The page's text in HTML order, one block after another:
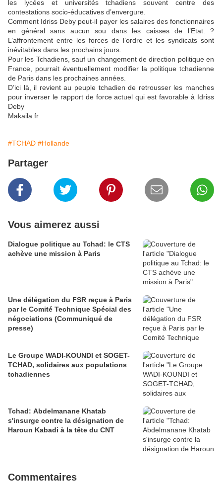
les lycées et universités tchadiens souvent centre des
contestations socio-éducatives d’envergure.
Comment Idriss Deby peut-il payer les salaires des fonctionnaires
en général sans aucun sou dans les caisses de l’Etat. ?
L’affrontement entre les forces de l’ordre et les syndicats sont
inévitables dans les prochains jours.
Pour les Tchadiens, sauf un changement de direction politique en
France, pourrait éventuellement modifier la politique tchadienne
de Paris dans les prochaines années.
D’ici là, il revient au peuple tchadien de retrousser les manches
pour inverser le rapport de force actuel qui est favorable à Idriss
Deby
Makaila.fr
#TCHAD #Hollande
Partager
Vous aimerez aussi
Dialogue politique au Tchad: le CTS
achève une mission à Paris
Une délégation du FSR reçue à Paris
par le Comité Technique Spécial des
négociations (Communiqué de
presse)
Le Groupe WADI-KOUNDI et SOGET-
TCHAD, solidaires aux populations
tchadiennes
Tchad: Abdelmanane Khatab
s'insurge contre la désignation de
Haroun Kabadi à la tête du CNT
Commentaires